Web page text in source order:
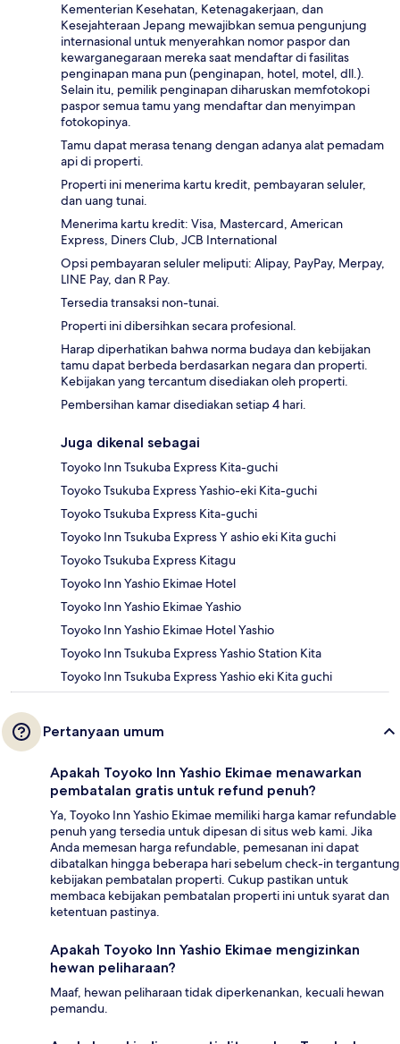
Kementerian Kesehatan, Ketenagakerjaan, dan
Kesejahteraan Jepang mewajibkan semua pengunjung
internasional untuk menyerahkan nomor paspor dan
kewarganegaraan mereka saat mendaftar di fasilitas
penginapan mana pun (penginapan, hotel, motel, dll.).
Selain itu, pemilik penginapan diharuskan memfotokopi
paspor semua tamu yang mendaftar dan menyimpan
fotokopinya.
Tamu dapat merasa tenang dengan adanya alat pemadam
api di properti.
Properti ini menerima kartu kredit, pembayaran seluler,
dan uang tunai.
Menerima kartu kredit: Visa, Mastercard, American
Express, Diners Club, JCB International
Opsi pembayaran seluler meliputi: Alipay, PayPay, Merpay,
LINE Pay, dan R Pay.
Tersedia transaksi non-tunai.
Properti ini dibersihkan secara profesional.
Harap diperhatikan bahwa norma budaya dan kebijakan
tamu dapat berbeda berdasarkan negara dan properti.
Kebijakan yang tercantum disediakan oleh properti.
Pembersihan kamar disediakan setiap 4 hari.
Juga dikenal sebagai
Toyoko Inn Tsukuba Express Kita-guchi
Toyoko Tsukuba Express Yashio-eki Kita-guchi
Toyoko Tsukuba Express Kita-guchi
Toyoko Inn Tsukuba Express Y ashio eki Kita guchi
Toyoko Tsukuba Express Kitagu
Toyoko Inn Yashio Ekimae Hotel
Toyoko Inn Yashio Ekimae Yashio
Toyoko Inn Yashio Ekimae Hotel Yashio
Toyoko Inn Tsukuba Express Yashio Station Kita
Toyoko Inn Tsukuba Express Yashio eki Kita guchi
Pertanyaan umum
Apakah Toyoko Inn Yashio Ekimae menawarkan
pembatalan gratis untuk refund penuh?
Ya, Toyoko Inn Yashio Ekimae memiliki harga kamar refundable
penuh yang tersedia untuk dipesan di situs web kami. Jika
Anda memesan harga refundable, pemesanan ini dapat
dibatalkan hingga beberapa hari sebelum check-in tergantung
kebijakan pembatalan properti. Cukup pastikan untuk
membaca kebijakan pembatalan properti ini untuk syarat dan
ketentuan pastinya.
Apakah Toyoko Inn Yashio Ekimae mengizinkan
hewan peliharaan?
Maaf, hewan peliharaan tidak diperkenankan, kecuali hewan
pemandu.